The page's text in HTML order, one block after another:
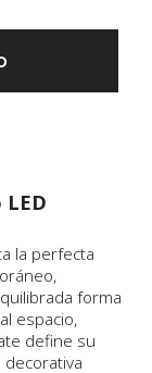
la perfecta
forma
espacio,
define su